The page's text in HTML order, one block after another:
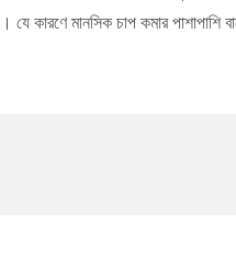
যে কারণে মানসিক চাপ কমার পাশাপাশি